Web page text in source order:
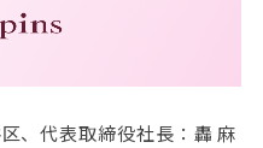
、代表取締役社長：轟 麻